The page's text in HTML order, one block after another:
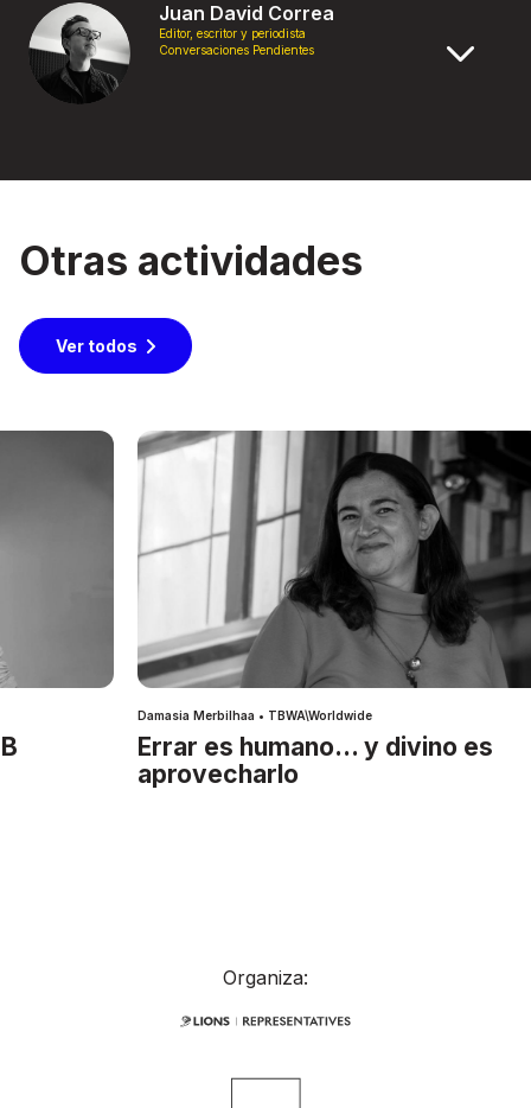
Juan David Correa
Editor, escritor y periodista
Conversaciones Pendientes
Otras actividades
Ver todos
Damasia Merbilhaa • TBWA\Worldwide
Errar es humano… y divino es
aprovecharlo
Organiza: